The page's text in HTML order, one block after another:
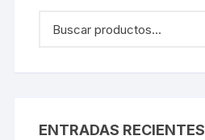
ENTRADAS RECIENTES